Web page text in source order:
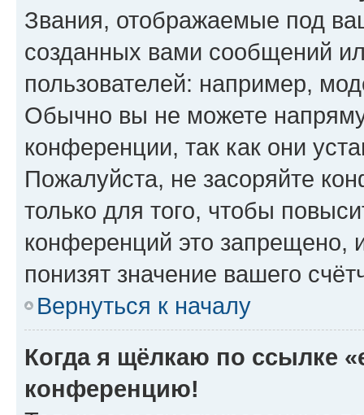
Звания, отображаемые под
созданных вами сообщений
пользователей: например,
Обычно вы не можете
конференции, так как они
Пожалуйста, не засоряйте
только для того, чтобы
конференций это запрещено,
понизят значение вашего
Вернуться к началу
Когда я щёлкаю по ссылке
конференцию!